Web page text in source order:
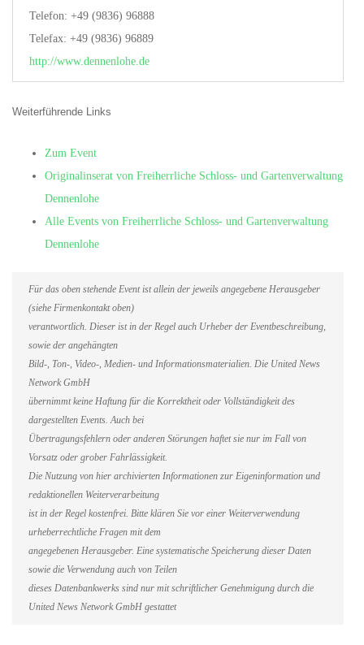
Telefon: +49 (9836) 96888
Telefax: +49 (9836) 96889
http://www.dennenlohe.de
Weiterführende Links
Zum Event
Originalinserat von Freiherrliche Schloss- und Gartenverwaltung
Dennenlohe
Alle Events von Freiherrliche Schloss- und Gartenverwaltung
Dennenlohe
Für das oben stehende Event ist allein der jeweils angegebene Herausgeber
(siehe Firmenkontakt oben)
verantwortlich. Dieser ist in der Regel auch Urheber der Eventbeschreibung,
sowie der angehängten
Bild-, Ton-, Video-, Medien- und Informationsmaterialien. Die United News
Network GmbH
übernimmt keine Haftung für die Korrektheit oder Vollständigkeit des
dargestellten Events. Auch bei
Übertragungsfehlern oder anderen Störungen haftet sie nur im Fall von
Vorsatz oder grober Fahrlässigkeit.
Die Nutzung von hier archivierten Informationen zur Eigeninformation und
redaktionellen Weiterverarbeitung
ist in der Regel kostenfrei. Bitte klären Sie vor einer Weiterverwendung
urheberrechtliche Fragen mit dem
angegebenen Herausgeber. Eine systematische Speicherung dieser Daten
sowie die Verwendung auch von Teilen
dieses Datenbankwerks sind nur mit schriftlicher Genehmigung durch die
United News Network GmbH gestattet